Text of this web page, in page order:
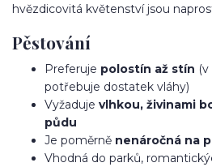
hvězdicovitá květenství jsou
Pěstování
Preferuje polostín až stín
potřebuje dostatek vláhy)
Vyžaduje vlhkou, živinami
půdu
Je poměrně nenáročná na
Vhodná do parků,